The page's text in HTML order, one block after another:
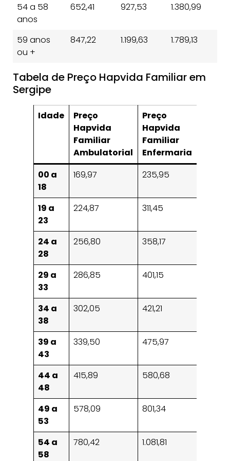
54 a 58
anos
652,41 927,53 1.380,99
59 anos
ou +
847,22 1.199,63 1.789,13
Tabela de Preço Hapvida Familiar em
Sergipe
Idade
Preço
Hapvida
Familiar
Ambulatorial
Preço
Hapvida
Familiar
Enfermaria
00 a
18
169,97 235,95
19 a
23
224,87 311,45
24 a
28
256,80 358,17
29 a
33
286,85 401,15
34 a
38
302,05 421,21
39 a
43
339,50 475,97
44 a
48
415,89 580,68
49 a
53
578,09 801,34
54 a
58
780,42 1.081,81